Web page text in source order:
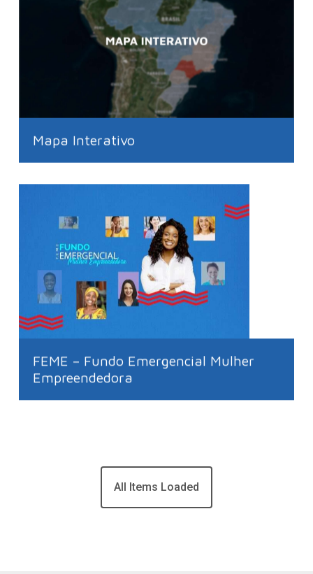
Mapa Interativo
FEME – Fundo Emergencial Mulher
Empreendedora
Depoimentos de